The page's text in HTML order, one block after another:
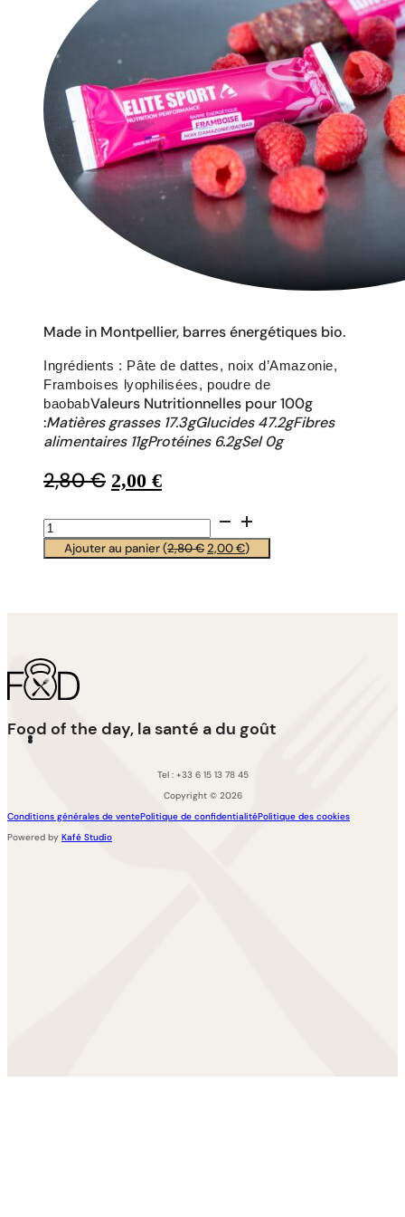
Made in Montpellier, barres énergétiques bio.
Ingrédients : Pâte de dattes, noix d’Amazonie,
Framboises lyophilisées, poudre de
baobabValeurs Nutritionnelles pour 100g
:Matières grasses 17.3gGlucides 47.2gFibres
alimentaires 11gProtéines 6.2gSel 0g
2,80€ LE
PRIX
INITIAL
ÉTAIT :
2,80 €.
2,00 €LE
PRIX
ACTUEL
EST :
2,00 €.
quantité
de
BarreAjouter au panier (2,80€ Le
prix
2,00€Le
prix
)
Food of the day, la santé a du goût
Tel : +33 6 15 13 78 45
Copyright © 2026
Conditions générales de ventePolitique de confidentialitéPolitique des cookies
Powered by Kafé Studio